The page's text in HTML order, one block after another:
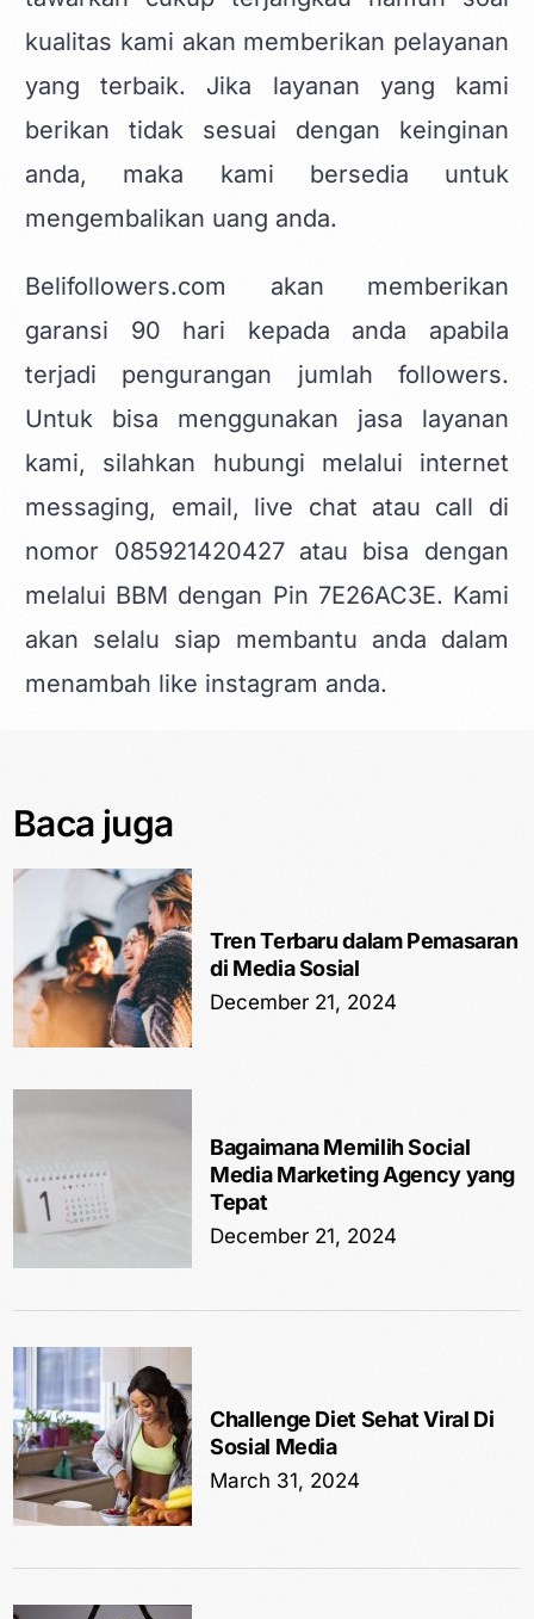
kualitas kami akan memberikan pelayanan
yang terbaik. Jika layanan yang kami
berikan tidak sesuai dengan keinginan
anda, maka kami bersedia untuk
mengembalikan uang anda.
Belifollowers.com akan memberikan
garansi 90 hari kepada anda apabila
terjadi pengurangan jumlah followers.
Untuk bisa menggunakan jasa layanan
kami, silahkan hubungi melalui internet
messaging, email, live chat atau call di
nomor 085921420427 atau bisa dengan
melalui BBM dengan Pin 7E26AC3E. Kami
akan selalu siap membantu anda dalam
menambah like instagram anda.
Baca juga
Tren Terbaru dalam Pemasaran
di Media Sosial
December 21, 2024
Bagaimana Memilih Social
Media Marketing Agency yang
Tepat
December 21, 2024
Challenge Diet Sehat Viral Di
Sosial Media
March 31, 2024